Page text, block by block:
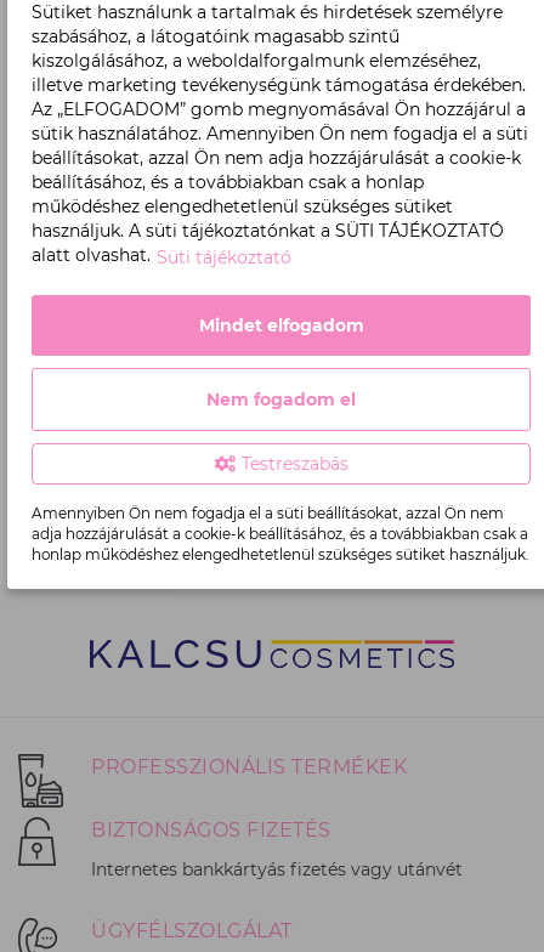
Jelszó*
Jelszó megerősítése*
Fő márka, amivel dolgozol?*
Melyik városban található a kozmetikád?*
személyes adataim kezeléséhez azAdatvédelmi
alapján.*
Szeretnék kedvezményes ajánlatokat kapni
hírlevélben, telefonon, üzenetküldő szolgáltatáson
REGISZTRÁLOK
PROFESSZIONÁLIS TERMÉKEK
BIZTONSÁGOS FIZETÉS
Internetes bankkártyás fizetés vagy utánvét
ÜGYFÉLSZOLGÁLAT
Sütiket használunk a tartalmak és hirdetések személyre
szabásához, a látogatóink magasabb szintű
kiszolgálásához, a weboldalforgalmunk elemzéséhez,
illetve marketing tevékenységünk támogatása érdekében.
Az „ELFOGADOM” gomb megnyomásával Ön hozzájárul a
sütik használatához. Amennyiben Ön nem fogadja el a süti
beállításokat, azzal Ön nem adja hozzájárulását a cookie-k
beállításához, és a továbbiakban csak a honlap
működéshez elengedhetetlenül szükséges sütiket
használjuk. A süti tájékoztatónkat a SÜTI TÁJÉKOZTATÓ
alatt olvashat. Süti tájékoztató
Mindet elfogadom
Nem fogadom el
Testreszabás
Amennyiben Ön nem fogadja el a süti beállításokat, azzal Ön nem
adja hozzájárulását a cookie-k beállításához, és a továbbiakban csak a
honlap működéshez elengedhetetlenül szükséges sütiket használjuk.